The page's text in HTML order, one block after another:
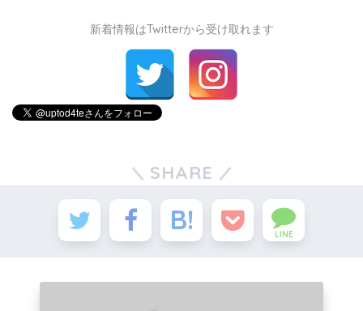
新着情報はTwitterから受け取れます
SHARE
LINE